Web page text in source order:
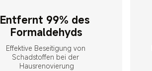
Entfernt 99% des
Formaldehyds
Effektive Beseitigung von
Schadstoffen bei der
Hausrenovierung